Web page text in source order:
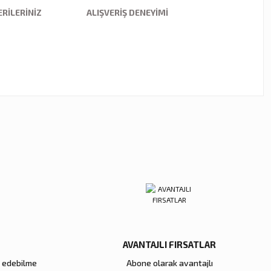
ALIŞVERIŞ DENEYIMI
AVANTAJLI FIRSATLAR
Abone olarak avantajlı